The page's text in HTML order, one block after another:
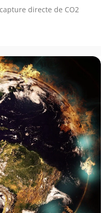
directe de CO2